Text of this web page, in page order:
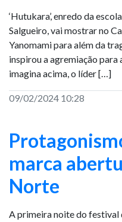
‘Hutukara’, enredo da
Salgueiro, vai mostrar no
Yanomami para além da
inspirou a agremiação para
imagina acima, o líder […]
09/02/2024 10:28
marca
Norte
A primeira noite do festival